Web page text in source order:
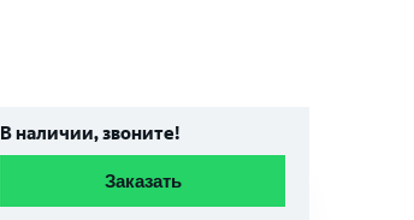
В наличии, звоните!
Заказать